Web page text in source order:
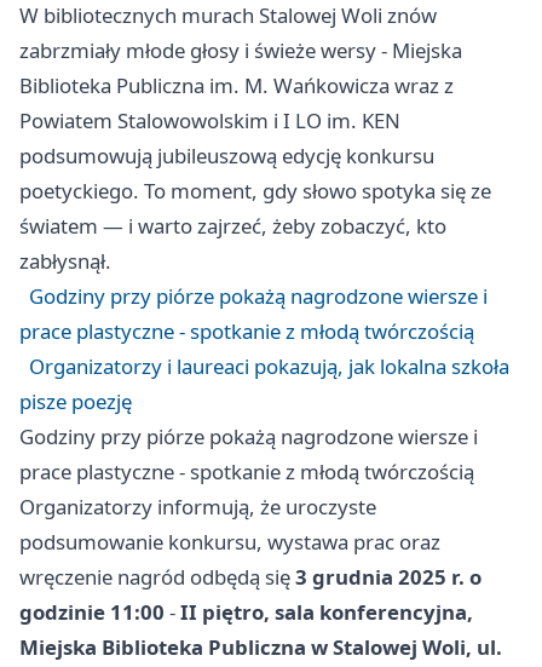
W bibliotecznych murach Stalowej Woli znów
zabrzmiały młode głosy i świeże wersy - Miejska
Biblioteka Publiczna im. M. Wańkowicza wraz z
Powiatem Stalowowolskim i I LO im. KEN
podsumowują jubileuszową edycję konkursu
poetyckiego. To moment, gdy słowo spotyka się ze
światem — i warto zajrzeć, żeby zobaczyć, kto
zabłysnął.
Godziny przy piórze pokażą nagrodzone wiersze i
prace plastyczne - spotkanie z młodą twórczością
Organizatorzy i laureaci pokazują, jak lokalna szkoła
pisze poezję
Godziny przy piórze pokażą nagrodzone wiersze i
prace plastyczne - spotkanie z młodą twórczością
Organizatorzy informują, że uroczyste
podsumowanie konkursu, wystawa prac oraz
wręczenie nagród odbędą się3 grudnia 2025 r. o
godzinie 11:00 -II piętro, sala konferencyjna,
Miejska Biblioteka Publiczna w Stalowej Woli, ul.